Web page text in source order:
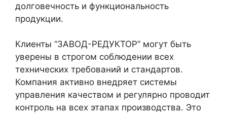
долговечность и функциональность
продукции.
Клиенты “ЗАВОД-РЕДУКТОР” могут быть
уверены в строгом соблюдении всех
технических требований и стандартов.
Компания активно внедряет системы
управления качеством и регулярно проводит
контроль на всех этапах производства. Это